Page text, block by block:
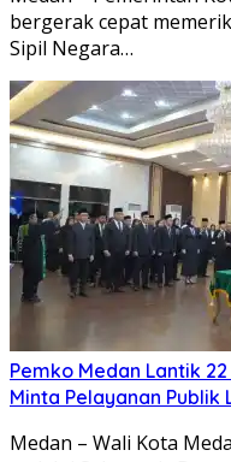
bergerak cepat
Sipil Negara…
Pemko Medan Lantik
Minta Pelayanan Publik
Medan – Wali Kota